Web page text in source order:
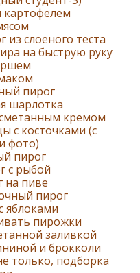
картофелем
слоеного теста
на быструю руку
пирог
шарлотка
кремом
с косточками (с
фото)
пирог
с рыбой
на пиве
пирог
яблоками
пирожки
заливкой
и брокколи
только, подборка